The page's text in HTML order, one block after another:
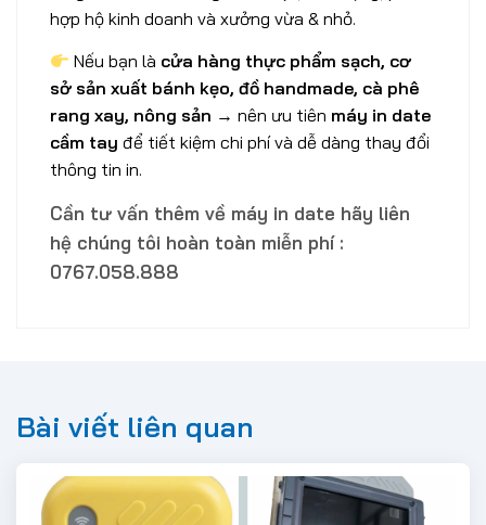
hợp hộ kinh doanh và xưởng vừa & nhỏ.
Nếu bạn là cửa hàng thực phẩm sạch, cơ
sở sản xuất bánh kẹo, đồ handmade, cà phê
rang xay, nông sản → nên ưu tiên máy in date
cầm tay để tiết kiệm chi phí và dễ dàng thay đổi
thông tin in.
Cần tư vấn thêm về máy in date hãy liên
hệ chúng tôi hoàn toàn miễn phí :
0767.058.888
Bài viết liên quan